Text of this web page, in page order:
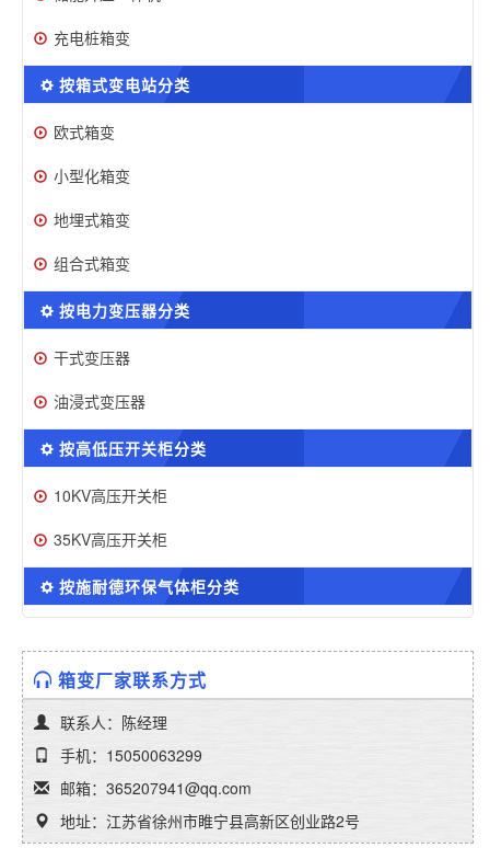
充电桩箱变
按箱式变电站分类
欧式箱变
小型化箱变
地埋式箱变
组合式箱变
按电力变压器分类
干式变压器
油浸式变压器
按高低压开关柜分类
10KV高压开关柜
35KV高压开关柜
按施耐德环保气体柜分类
箱变厂家联系方式
联系人：陈经理
手机：15050063299
邮箱：365207941@qq.com
地址：江苏省徐州市睢宁县高新区创业路2号